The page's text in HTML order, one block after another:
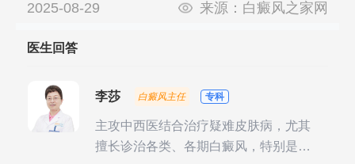
名
2025-08-29 来源： 白癜风之家网
医生回答
李莎 白癜风主任 专科
主攻中西医结合治疗疑难皮肤病，尤其
擅长诊治各类、各期白癜风，特别是对